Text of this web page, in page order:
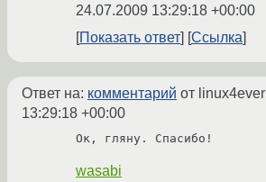
24.07.2009 13:29:18 +00:00
Показать ответ
Ссылка
Ответ на: комментарий от linux4ever
13:29:18 +00:00
Ок, гляну. Спасибо!
wasabi